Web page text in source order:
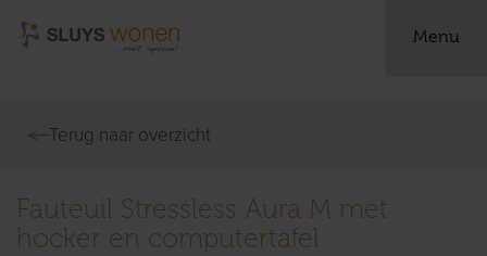
Menu
Terug naar overzicht
Fauteuil Stressless Aura M met
hocker en computertafel